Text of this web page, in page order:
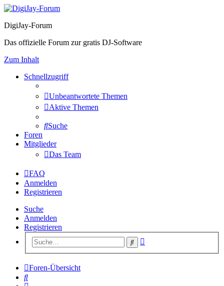
DigiJay-Forum
Das offizielle Forum zur gratis DJ-Software
Zum Inhalt
Schnellzugriff
Unbeantwortete Themen
Aktive Themen
Suche
Foren
Mitglieder
Das Team
FAQ
Anmelden
Registrieren
Suche
Anmelden
Registrieren
Suche
Foren-Übersicht
Suche